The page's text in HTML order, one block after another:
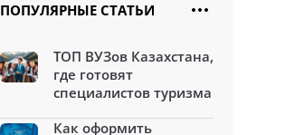
ПОПУЛЯРНЫЕ СТАТЬИ
ТОП ВУЗов Казахстана,
где готовят
специалистов туризма
Как оформить